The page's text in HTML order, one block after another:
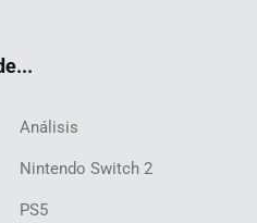
Análisis
Nintendo Switch 2
PS5